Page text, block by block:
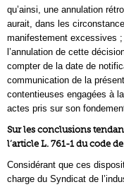
qu’ainsi, une annulation
aurait, dans les
manifestement excessives
l’annulation de cette
compter de la date de
communication de la
contentieuses engagées à
actes pris sur son
Sur les conclusions
l’article L. 761-1 du code
Considérant que ces
charge du Syndicat de